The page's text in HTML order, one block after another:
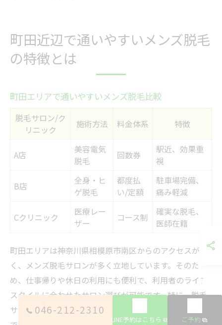
町田近辺で通いやすいメンズ脱毛
の特徴とは
町田エリアで通いやすいメンズ脱毛比較
脱毛サロン/ク
リニック
施術方法 料金体系 特徴
A店
美容電気
脱毛
回数券
駅近、効果重
視
B店
全身・ヒ
ゲ脱毛
都度払
い/定額
駐車場完備、
痛み軽減
Cクリニック
医療レー
ザー
コース制
確実な脱毛、
医師在籍
町田エリアは神奈川県相模原市南区からのアクセスが良
く、メンズ脱毛サロンが多く立地しています。そのた
め、仕事帰りや休日の利用にも便利で、利用者のライフ
スタイルに合わせたサロン選びが可能です。特に、脱毛
サロンや医療脱毛クリニックの数が増えており、各店舗
046-212-2310
LINE予約はこちら ご予約